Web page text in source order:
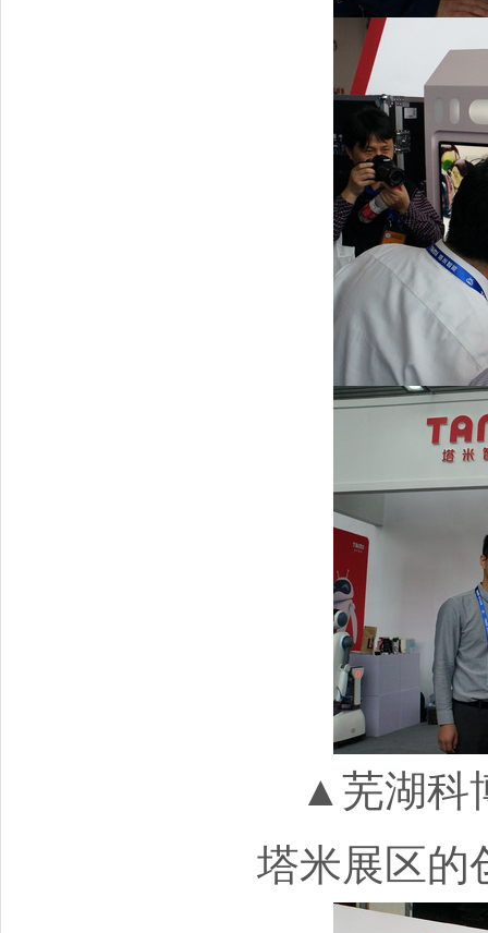
▲芜湖科
塔米展区的